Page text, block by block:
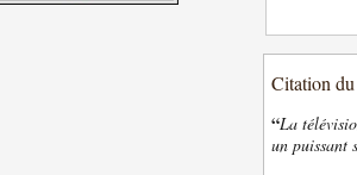
Citation
“La
un puissant